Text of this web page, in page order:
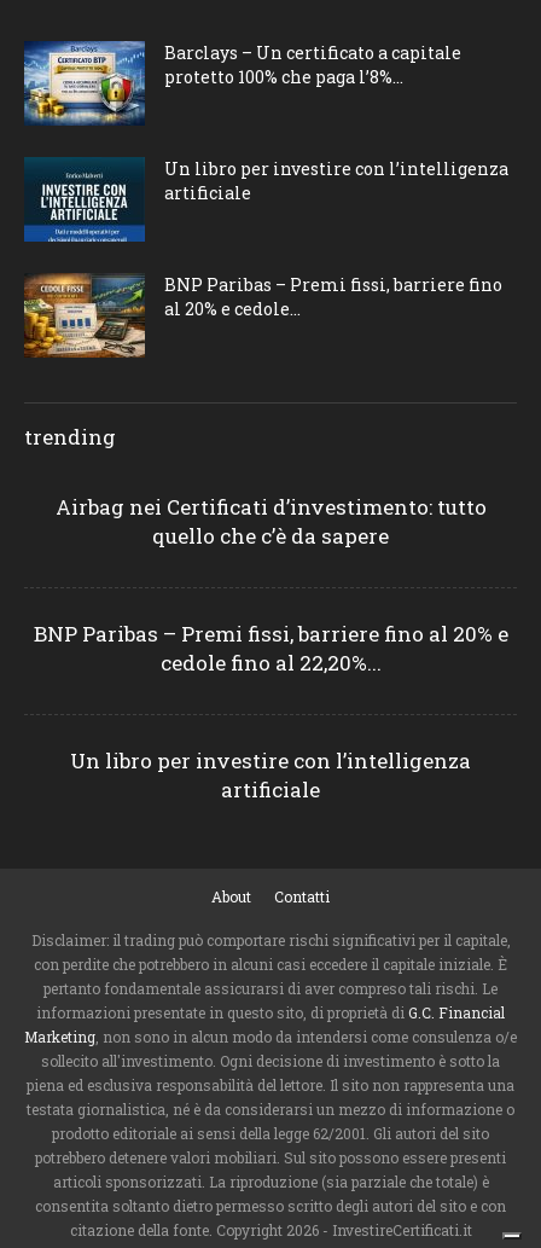
Barclays – Un certificato a capitale
protetto 100% che paga l’8%...
Un libro per investire con l’intelligenza
artificiale
BNP Paribas – Premi fissi, barriere fino
al 20% e cedole...
trending
Airbag nei Certificati d’investimento: tutto
quello che c’è da sapere
BNP Paribas – Premi fissi, barriere fino al 20% e
cedole fino al 22,20%...
Un libro per investire con l’intelligenza
artificiale
About Contatti
Disclaimer: il trading può comportare rischi significativi per il capitale,
con perdite che potrebbero in alcuni casi eccedere il capitale iniziale. È
pertanto fondamentale assicurarsi di aver compreso tali rischi. Le
informazioni presentate in questo sito, di proprietà di G.C. Financial
Marketing , non sono in alcun modo da intendersi come consulenza o/e
sollecito all'investimento. Ogni decisione di investimento è sotto la
piena ed esclusiva responsabilità del lettore. Il sito non rappresenta una
testata giornalistica, né è da considerarsi un mezzo di informazione o
prodotto editoriale ai sensi della legge 62/2001. Gli autori del sito
potrebbero detenere valori mobiliari. Sul sito possono essere presenti
articoli sponsorizzati. La riproduzione (sia parziale che totale) è
consentita soltanto dietro permesso scritto degli autori del sito e con
citazione della fonte. Copyright 2026 - InvestireCertificati.it